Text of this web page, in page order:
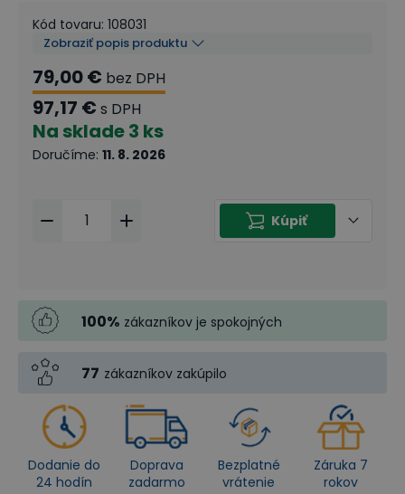
Kód tovaru: 108031
Zobraziť popis produktu
79,00 € bez DPH
97,17 € s DPH
Na sklade3 ks
Doručíme: 11. 8. 2026
Kúpiť
100% zákazníkov je spokojných
77 zákazníkov zakúpilo
Dodanie do
24 hodín
Doprava
zadarmo
Bezplatné
vrátenie
Záruka 7
rokov